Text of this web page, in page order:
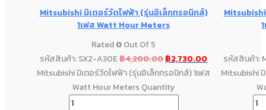
Mitsubishi มิเตอร์วัดไฟฟ้า (รุ่นอิเล็กทรอนิกส์)
1เฟส Watt Hour Meters
Rated0Out Of 5
รหัสสินค้า: SX2-A30E฿4,200.00฿2,730.00
Mitsubishi มิเตอร์วัดไฟฟ้า (รุ่นอิเล็กทรอนิกส์) 1เฟส
Watt Hour Meters Quantity
รหัสสินค้า:
Mitsubishi